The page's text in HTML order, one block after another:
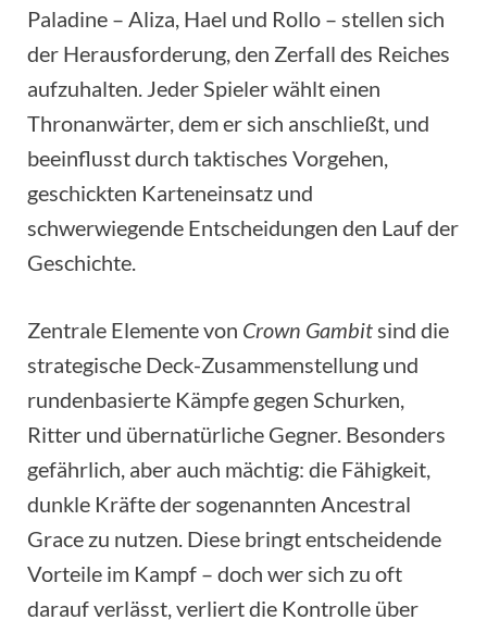
Paladine – Aliza, Hael und Rollo – stellen sich
der Herausforderung, den Zerfall des Reiches
aufzuhalten. Jeder Spieler wählt einen
Thronanwärter, dem er sich anschließt, und
beeinflusst durch taktisches Vorgehen,
geschickten Karteneinsatz und
schwerwiegende Entscheidungen den Lauf der
Geschichte.
Zentrale Elemente von Crown Gambitsind die
strategische Deck-Zusammenstellung und
rundenbasierte Kämpfe gegen Schurken,
Ritter und übernatürliche Gegner. Besonders
gefährlich, aber auch mächtig: die Fähigkeit,
dunkle Kräfte der sogenannten Ancestral
Grace zu nutzen. Diese bringt entscheidende
Vorteile im Kampf – doch wer sich zu oft
darauf verlässt, verliert die Kontrolle über